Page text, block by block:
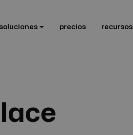
soluciones precios recursos